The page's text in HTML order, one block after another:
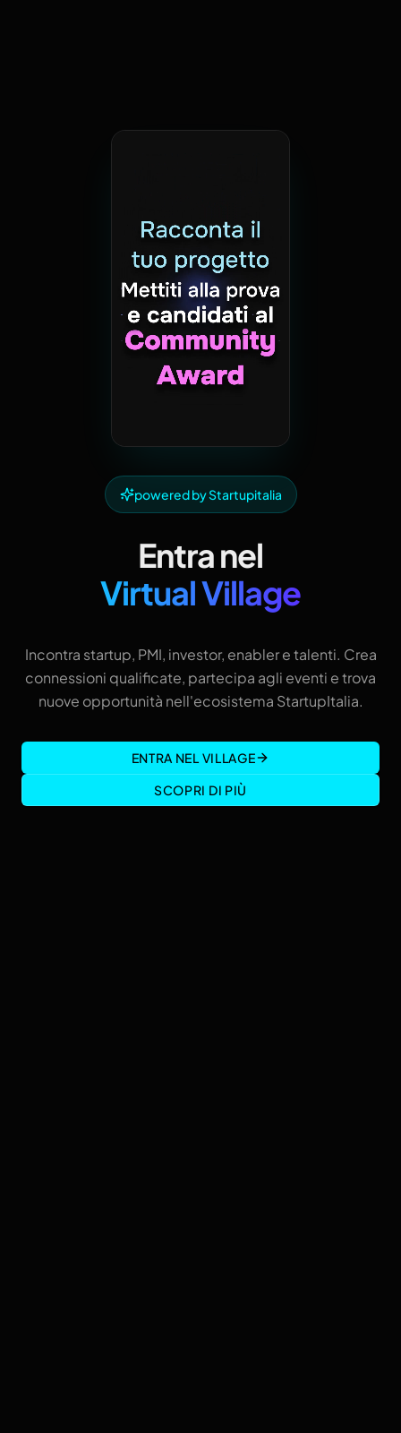
powered by Startupitalia
Entra nel
Virtual Village
Incontra startup, PMI, investor, enabler e talenti. Crea
connessioni qualificate, partecipa agli eventi e trova
nuove opportunità nell'ecosistema StartupItalia.
ENTRA NEL VILLAGE
SCOPRI DI PIÙ